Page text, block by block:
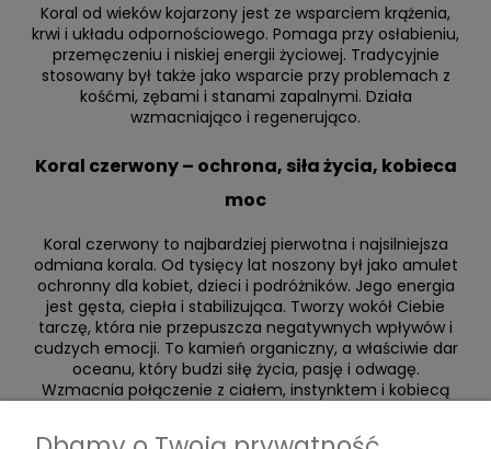
Koral od wieków kojarzony jest ze wsparciem krążenia,
krwi i układu odpornościowego. Pomaga przy osłabieniu,
przemęczeniu i niskiej energii życiowej. Tradycyjnie
stosowany był także jako wsparcie przy problemach z
kośćmi, zębami i stanami zapalnymi. Działa
wzmacniająco i regenerująco.
Koral czerwony – ochrona, siła życia, kobieca
moc
Koral czerwony to najbardziej pierwotna i najsilniejsza
odmiana korala. Od tysięcy lat noszony był jako amulet
ochronny dla kobiet, dzieci i podróżników. Jego energia
jest gęsta, ciepła i stabilizująca. Tworzy wokół Ciebie
tarczę, która nie przepuszcza negatywnych wpływów i
cudzych emocji. To kamień organiczny, a właściwie dar
oceanu, który budzi siłę życia, pasję i odwagę.
Wzmacnia połączenie z ciałem, instynktem i kobiecą
wewnętrznego rozchwiania. Daje poczucie